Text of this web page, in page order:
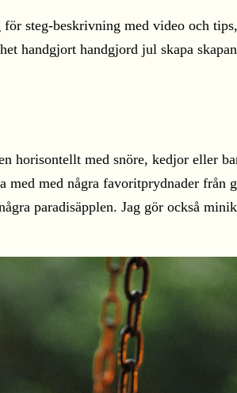
horisontellt med snöre, kedjor eller
med några favoritprydnader från
paradisäpplen. Jag gör också